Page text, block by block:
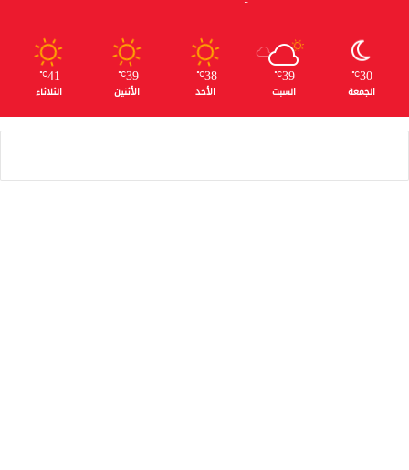
30
℃
الجمعة
39
℃
السبت
38
℃
الأحد
39
℃
الأثنين
41
℃
الثلاثاء